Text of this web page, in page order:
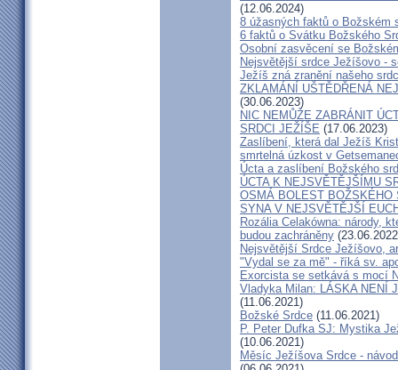
(12.06.2024)
8 úžasných faktů o Božském
6 faktů o Svátku Božského
Osobní zasvěcení se
Nejsvětější srdce Ježíšovo -
Ježíš zná zranění našeho
ZKLAMÁNÍ UŠTĚDŘENÁ
(30.06.2023)
NIC NEMŮŽE ZABRÁNIT
SRDCI JEŽÍŠE (17.06.2023)
Zaslíbení, která dal Ježíš
smrtelná úzkost v
Úcta a zaslíbení Božského
ÚCTA K NEJSVĚTĚJŠÍMU
OSMÁ BOLEST BOŽSKÉHO
SYNA V NEJSVĚTĚJŠÍ
Rozália Celakówna: národy,
budou zachráněny
Nejsvětější Srdce Ježíšovo,
"Vydal se za mě" - říká sv.
Exorcista se setkává s mocí
Vladyka Milan: LÁSKA NENÍ
(11.06.2021)
Božské Srdce (11.06.2021)
P. Peter Dufka SJ: Mystika
(10.06.2021)
Měsíc Ježíšova Srdce -